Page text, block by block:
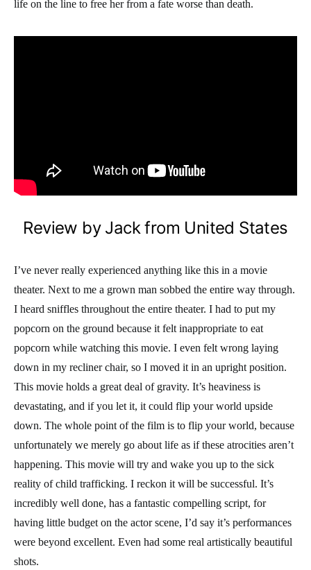
life on the line to free her from a fate worse than death.
Review by Jack from United States
I’ve never really experienced anything like this in a movie
theater. Next to me a grown man sobbed the entire way through.
I heard sniffles throughout the entire theater. I had to put my
popcorn on the ground because it felt inappropriate to eat
popcorn while watching this movie. I even felt wrong laying
down in my recliner chair, so I moved it in an upright position.
This movie holds a great deal of gravity. It’s heaviness is
devastating, and if you let it, it could flip your world upside
down. The whole point of the film is to flip your world, because
unfortunately we merely go about life as if these atrocities aren’t
happening. This movie will try and wake you up to the sick
reality of child trafficking. I reckon it will be successful. It’s
incredibly well done, has a fantastic compelling script, for
having little budget on the actor scene, I’d say it’s performances
were beyond excellent. Even had some real artistically beautiful
shots.